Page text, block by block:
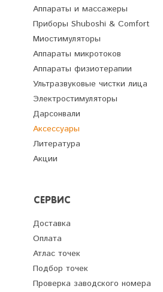
Аппараты и массажеры
Приборы Shuboshi & Comfort
Миостимуляторы
Аппараты микротоков
Аппараты физиотерапии
Ультразвуковые чистки лица
Электростимуляторы
Дарсонвали
Аксессуары
Литература
Акции
СЕРВИС
Доставка
Оплата
Атлас точек
Подбор точек
Проверка заводского номера